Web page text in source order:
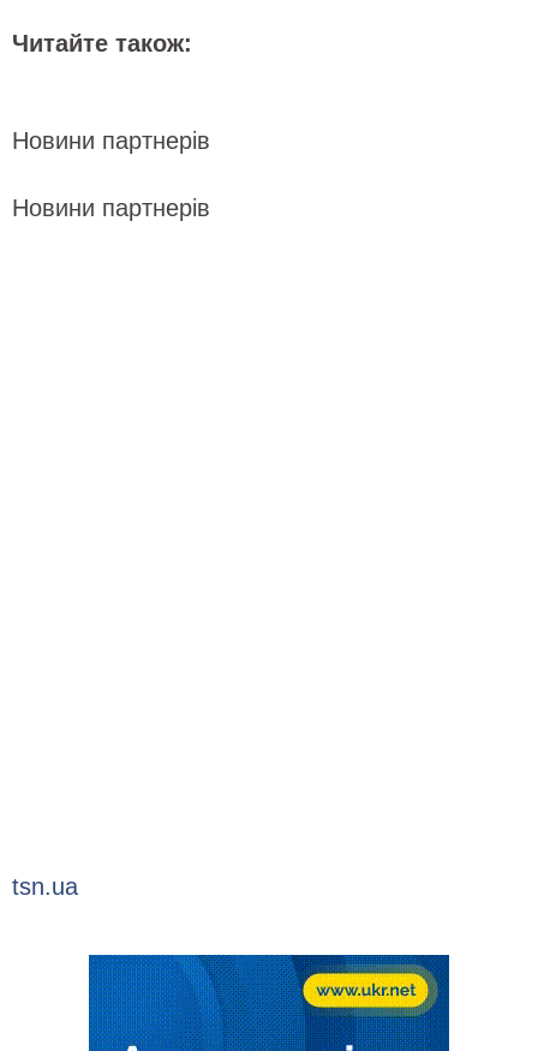
Читайте також:
Новини партнерів
Новини партнерів
tsn.ua